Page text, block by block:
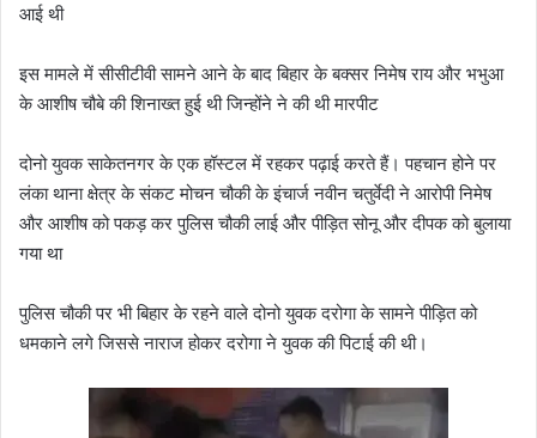
आई थी
इस मामले में सीसीटीवी सामने आने के बाद बिहार के बक्सर निमेष राय और भभुआ
के आशीष चौबे की शिनाख्त हुई थी जिन्होंने ने की थी मारपीट
दोनो युवक साकेतनगर के एक हॉस्टल में रहकर पढ़ाई करते हैं। पहचान होने पर
लंका थाना क्षेत्र के संकट मोचन चौकी के इंचार्ज नवीन चतुर्वेदी ने आरोपी निमेष
और आशीष को पकड़ कर पुलिस चौकी लाई और पीड़ित सोनू और दीपक को बुलाया
गया था
पुलिस चौकी पर भी बिहार के रहने वाले दोनो युवक दरोगा के सामने पीड़ित को
धमकाने लगे जिससे नाराज होकर दरोगा ने युवक की पिटाई की थी।